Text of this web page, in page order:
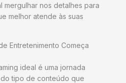
mergulhar nos detalhes para
melhor atende às suas
Entretenimento Começa
ideal é uma jornada
tipo de conteúdo que